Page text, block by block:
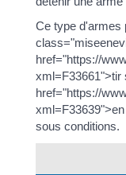
Ce type d'armes
href="https://
xml=F33661">tir
href="https://
sous conditions.